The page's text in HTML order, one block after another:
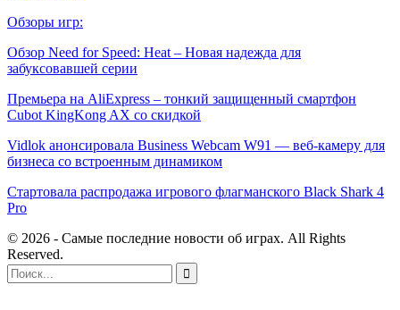
Обзоры игр:
Обзор Need for Speed: Heat – Новая надежда для
забуксовавшей серии
Премьера на AliExpress – тонкий защищенный смартфон
Cubot KingKong AX со скидкой
Vidlok анонсировала Business Webcam W91 — веб-камеру для
бизнеса со встроенным динамиком
Стартовала распродажа игрового флагманского Black Shark 4
Pro
© 2026 - Самые последние новости об играх. All Rights
Reserved.